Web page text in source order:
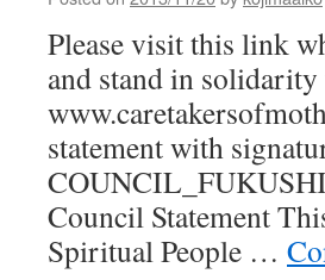
Please visit this link
and stand in
statement with
Council Statement
Spiritual People …